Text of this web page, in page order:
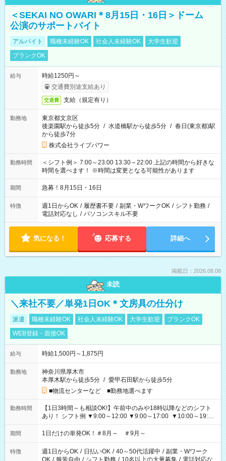
＜SEKAI NO OWARI＊8月15日・16日＞ドーム
公演のサポートバイト
アルバイト 職種未経験OK 社会人未経験OK
大学生歓迎
ブランクOK
給与
時給1250円～
交通費別途支給あり
交通費 支給（規定有り）
勤務地
東京都文京区
後楽園駅から徒歩5分 / 水道橋駅から徒歩5分 / 春日(東京都)駅
から徒歩7分
株式会社ライブパワー
勤務時間
＜シフト例＞ 7:00～23:00 13:30～22:00 上記の時間から好きな
時間を選べます！ ※時間は変更となる可能性があります
期間 急募！8月15日・16日
特徴 週1日からOK / 履歴書不要 / 副業・WワークOK / シフト勤務 /
電話対応なし / パソコンスキル不要
気になる！ 応募する 詳細へ
掲載日：2026.08.08
未読
＼来社不要／単発1日OK＊文房具の仕分け
派遣 職種未経験OK 社会人未経験OK 大学生歓迎
ブランクOK
WEB登録・面接OK
給与 時給1,500円～1,875円
勤務地
神奈川県厚木市
本厚木駅から徒歩5分 / 愛甲石田駅から徒歩5分
■物流センターなど ■勤務地選べます
勤務時間
【1日3時間～も相談OK!】午前中のみや18時以降などのシフト
あり！ シフト例 ▼9:00～12:00 ▼9:00～17:00 ▼10:00～19:00
▼18:00～21:00
期間 1日だけの単発OK！＃8月～ ＃9月～
特徴 週1日からOK / 日払いOK / 40～50代活躍中 / 副業・Wワーク
OK / 服装自由 / シフト勤務 / 10名以上の大量募集 / 電話対応な